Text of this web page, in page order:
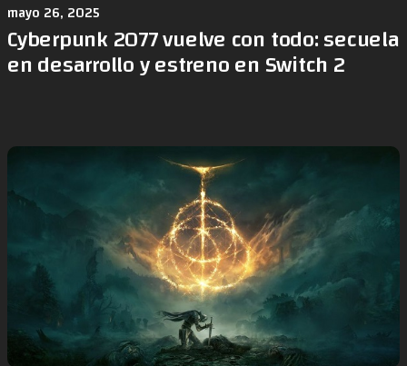
mayo 26, 2025
Cyberpunk 2077 vuelve con todo: secuela
en desarrollo y estreno en Switch 2